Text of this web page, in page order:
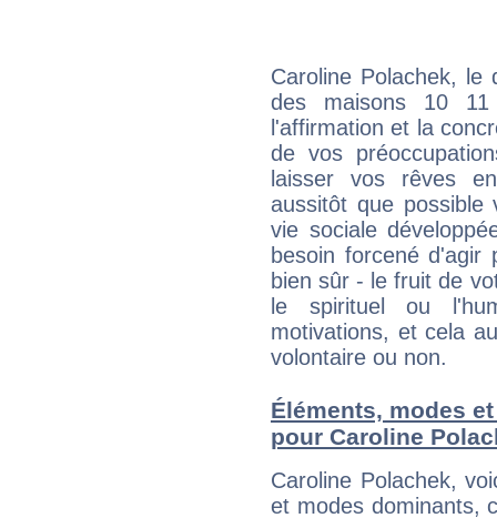
Caroline Polachek, le
des maisons 10
l'affirmation et la
de vos
laisser vos rêves
aussitôt que
vie sociale
besoin forcené
bien sûr - le fruit de
le spirituel ou
motivations, et cela
volontaire ou non.
Éléments, modes
pour Caroline
Caroline Polachek,
et modes dominants,